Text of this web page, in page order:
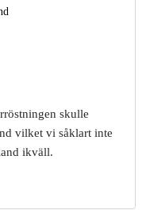
skulle
vilket vi såklart inte
ikväll.